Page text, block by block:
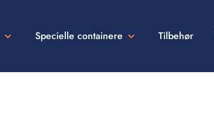
Specielle containere Tilbehør